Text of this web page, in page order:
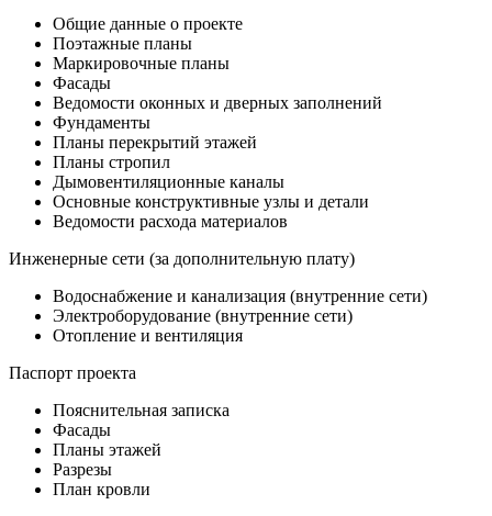
Общие данные о проекте
Поэтажные планы
Маркировочные планы
Фасады
Ведомости оконных и дверных заполнений
Фундаменты
Планы перекрытий этажей
Планы стропил
Дымовентиляционные каналы
Основные конструктивные узлы и детали
Ведомости расхода материалов
Инженерные сети (за дополнительную плату)
Водоснабжение и канализация (внутренние сети)
Электроборудование (внутренние сети)
Отопление и вентиляция
Паспорт проекта
Пояснительная записка
Фасады
Планы этажей
Разрезы
План кровли